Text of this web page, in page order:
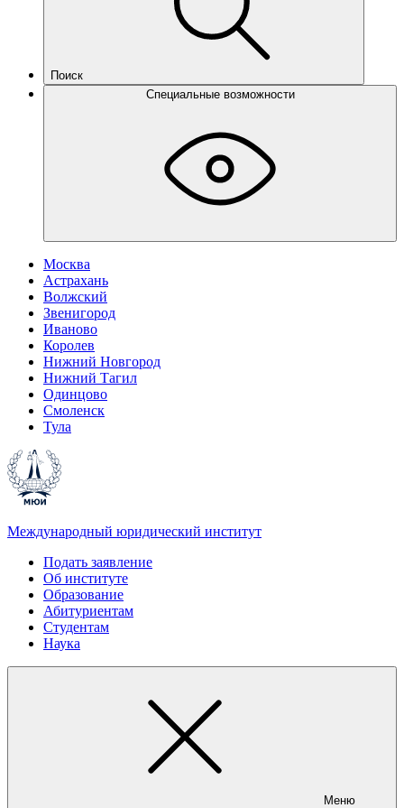
Поиск
Специальные возможности
Москва
Астрахань
Волжский
Звенигород
Иваново
Королев
Нижний Новгород
Нижний Тагил
Одинцово
Смоленск
Тула
Международный юридический институт
Подать заявление
Об институте
Образование
Абитуриентам
Студентам
Наука
Меню